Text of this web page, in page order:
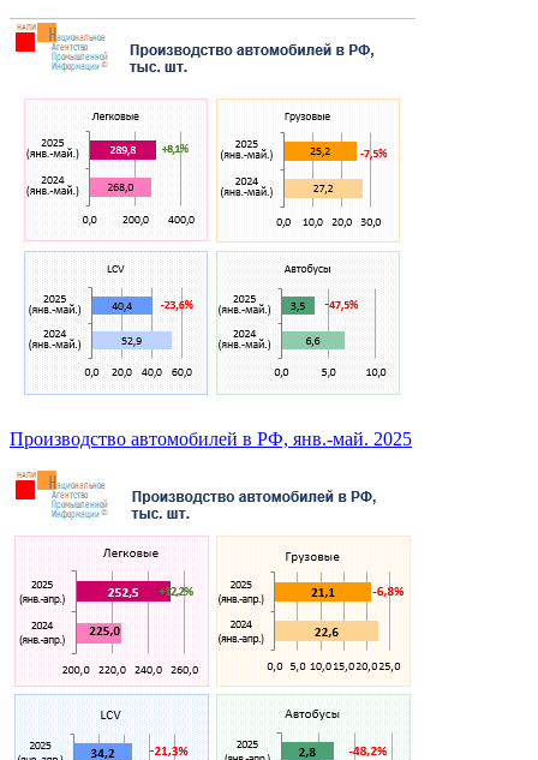
Производство автомобилей в РФ, янв.-май. 2025